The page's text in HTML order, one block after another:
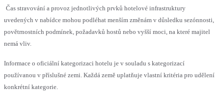
Čas stravování a provoz jednotlivých prvků hotelové infrastruktury
uvedených v nabídce mohou podléhat menším změnám v důsledku sezónnosti,
povětrnostních podmínek, požadavků hostů nebo vyšší moci, na které majitel
nemá vliv.
Informace o oficiální kategorizaci hotelu je v souladu s kategorizací
používanou v příslušné zemi. Každá země uplatňuje vlastní kritéria pro udělení
konkrétní kategorie.